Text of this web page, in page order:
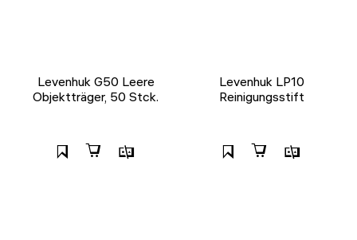
Levenhuk G50 Leere
Objektträger, 50 Stck.
Levenhuk LP10
Reinigungsstift